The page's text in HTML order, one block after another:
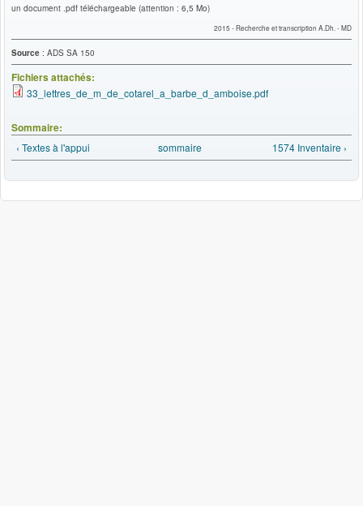
un document .pdf téléchargeable (attention : 6,5 Mo)
2015 - Recherche et transcription A.Dh. - MD
Source : ADS SA 150
Fichiers attachés:
33_lettres_de_m_de_cotarel_a_barbe_d_amboise.pdf
Sommaire:
‹ Textes à l'appui sommaire 1574 Inventaire ›